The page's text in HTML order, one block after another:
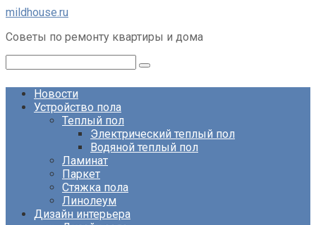
Перейти
контенту
mildhouse.ru
Советы по ремонту квартиры и дома
Новости
Устройство пола
Теплый пол
Электрический теплый пол
Водяной теплый пол
Ламинат
Паркет
Стяжка пола
Линолеум
Дизайн интерьера